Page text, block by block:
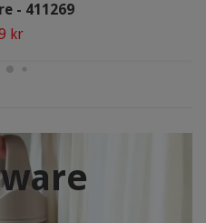
- 411269
kr